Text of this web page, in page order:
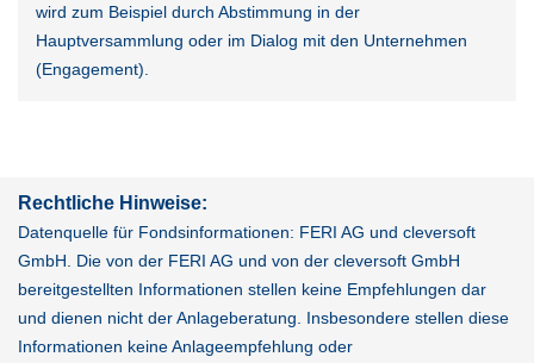
wird zum Beispiel durch Abstimmung in der
Hauptversammlung oder im Dialog mit den Unternehmen
(Engagement).
Rechtliche Hinweise:
Datenquelle für Fondsinformationen: FERI AG und cleversoft
GmbH. Die von der FERI AG und von der cleversoft GmbH
bereitgestellten Informationen stellen keine Empfehlungen dar
und dienen nicht der Anlageberatung. Insbesondere stellen diese
Informationen keine Anlageempfehlung oder